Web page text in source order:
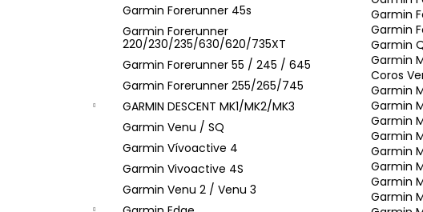
Garmin Forerunner 45s
Garmin Forerunner
220/230/235/630/620/735XT
Garmin Forerunner 55 / 245 / 645
Garmin Forerunner 255/265/745
GARMIN DESCENT MK1/MK2/MK3
Garmin Venu / SQ
Garmin Vívoactive 4
Garmin Vivoactive 4S
Garmin Venu 2 / Venu 3
Garmin
Garmin
Garmin
Garmin
Coros
Garmin
Garmin
Garmin
Garmin
Garmin
Garmin
Garmin
Garmin